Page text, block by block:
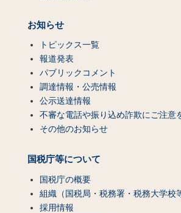
お知らせ
トピックス一覧
報道発表
パブリックコメント
調達情報・公売情報
公示送達情報
不審な電話や振り込め詐欺にご注意
その他のお知らせ
国税庁等について
国税庁の概要
組織（国税局・税務署・税務大学校
採用情報